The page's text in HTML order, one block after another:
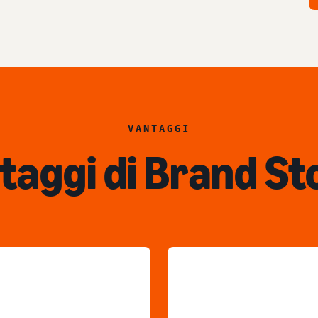
VANTAGGI
di Brand